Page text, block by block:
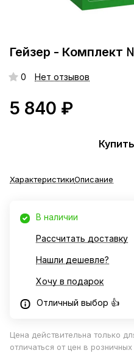
Гейзер - Комплект
0 Нет отзывов
5 840 ₽
ХарактеристикиОписание
В наличии
Рассчитать доставку
Нашли дешевле?
Хочу в подарок
Отличный выбор 👍
Цена действительна только
отличаться от цен в